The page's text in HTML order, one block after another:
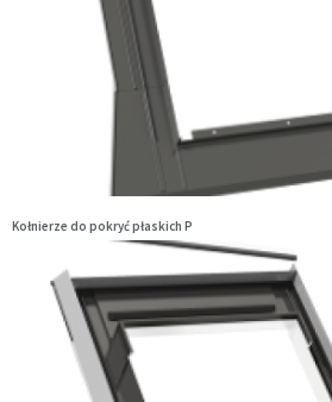
Kołnierze do pokryć płaskich P